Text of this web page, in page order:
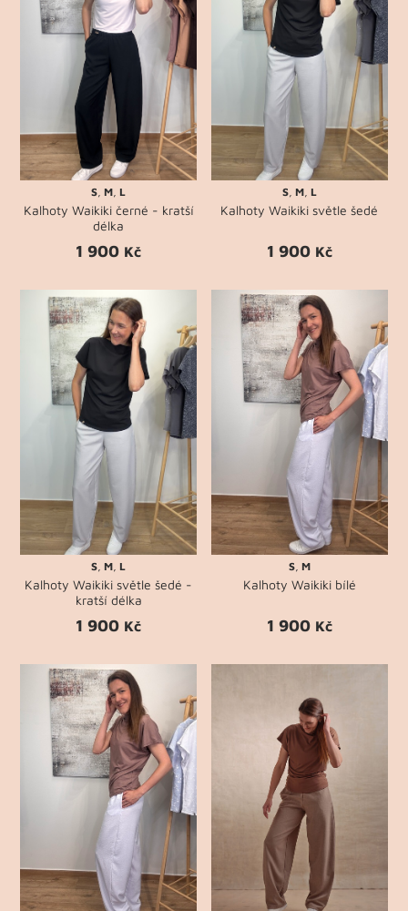
S ,M ,L
Kalhoty Waikiki černé - kratší
délka
1 900 Kč
S, M, L
Kalhoty Waikiki světle šedé
1 900 Kč
S ,M ,L
Kalhoty Waikiki světle šedé -
kratší délka
1 900 Kč
S, M
Kalhoty Waikiki bílé
1 900 Kč